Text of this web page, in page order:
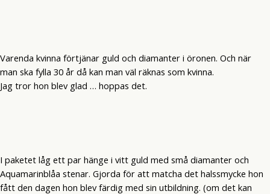
Varenda kvinna förtjänar guld och diamanter i öronen. Och när
man ska fylla 30 år då kan man väl räknas som kvinna.
Jag tror hon blev glad … hoppas det.
I paketet låg ett par hänge i vitt guld med små diamanter och
Aquamarinblåa stenar. Gjorda för att matcha det halssmycke hon
fått den dagen hon blev färdig med sin utbildning. (om det kan